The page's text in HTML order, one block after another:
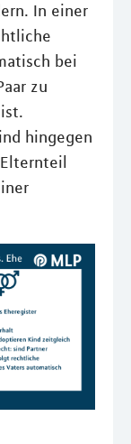
In einer
bei
zu
hingegen